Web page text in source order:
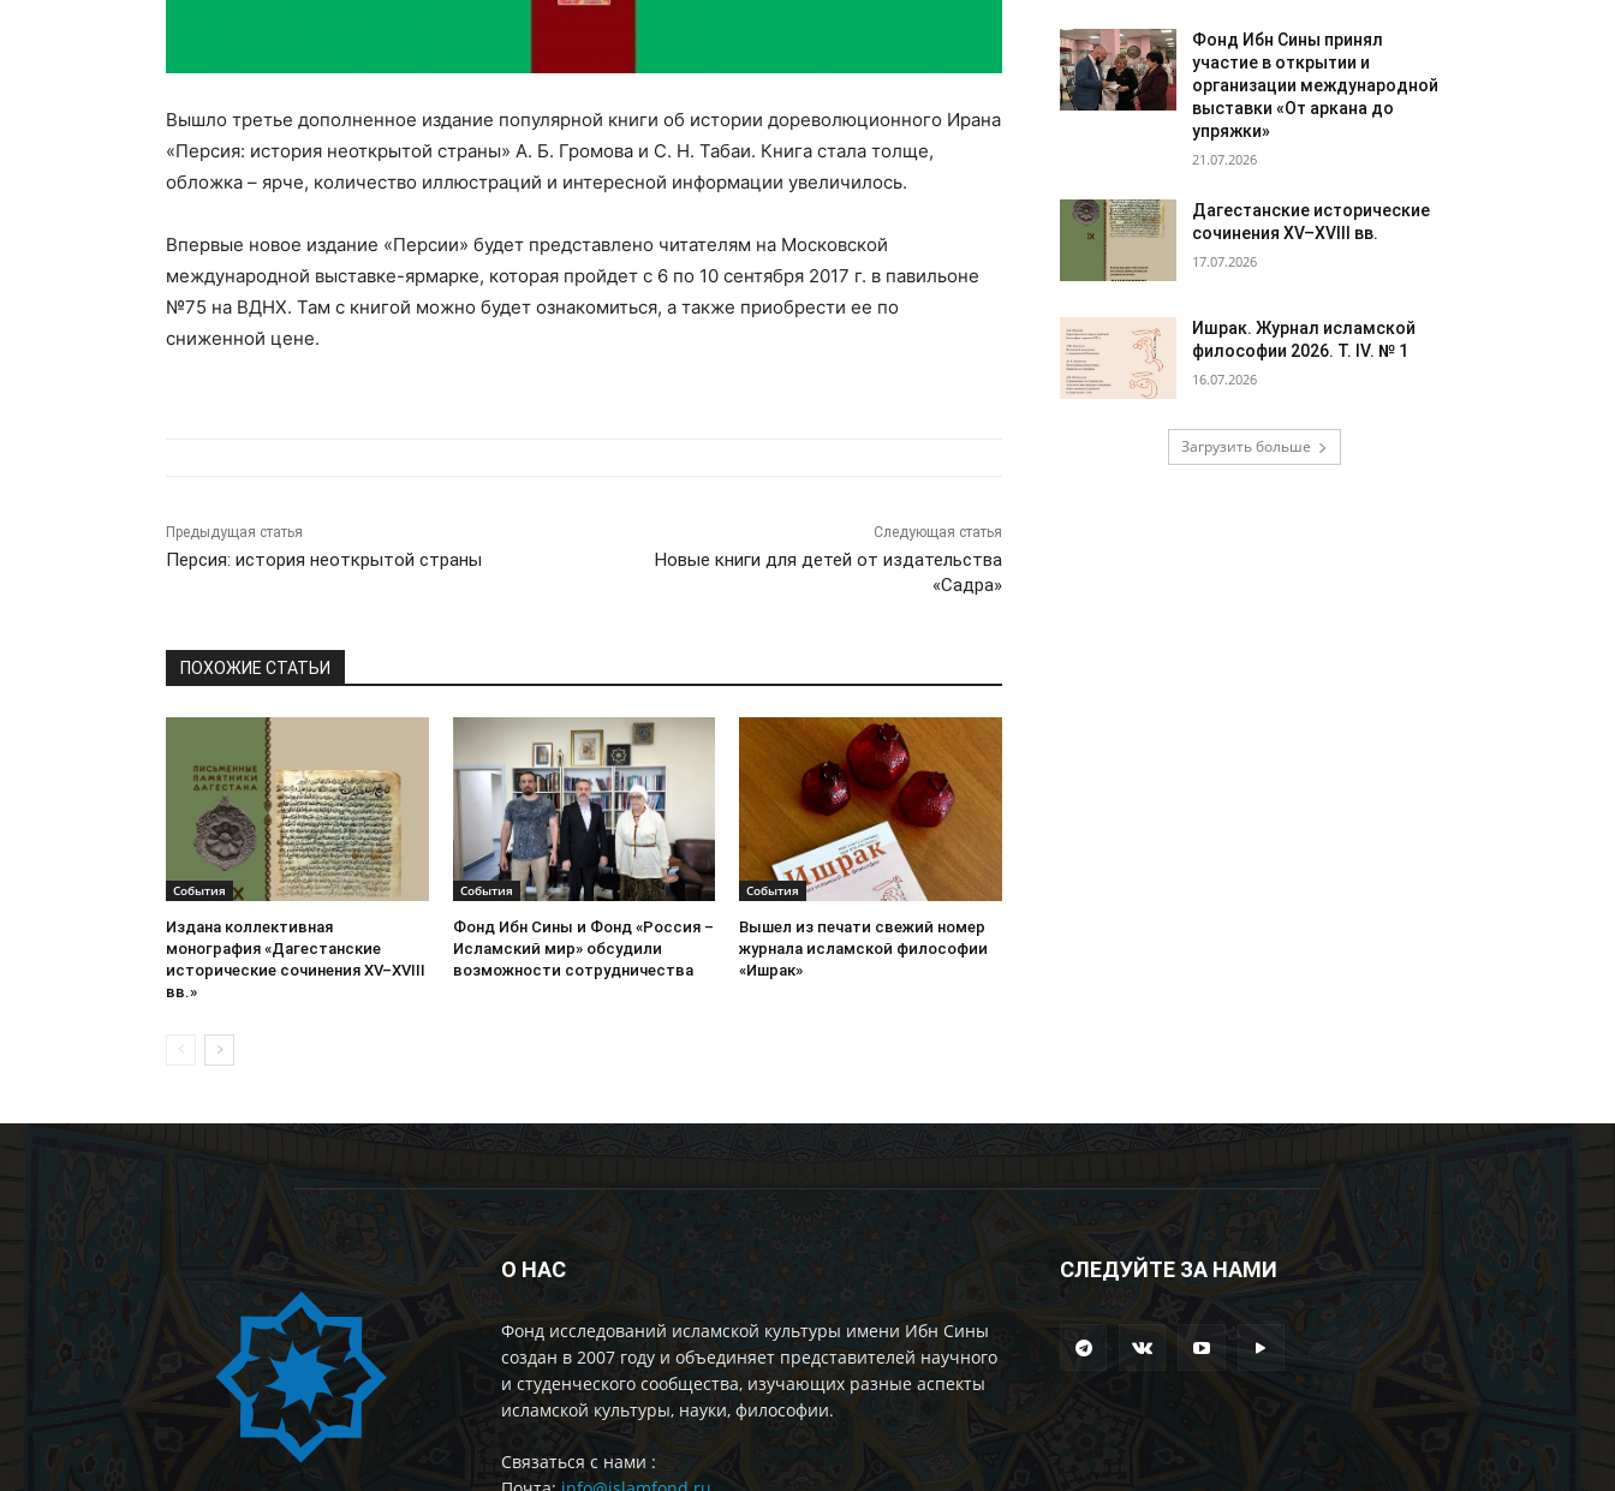
Вышло третье дополненное издание популярной книги об истории дореволюционного Ирана
«Персия: история неоткрытой страны» А. Б. Громова и С. Н. Табаи. Книга стала толще,
обложка – ярче, количество иллюстраций и интересной информации увеличилось.
Впервые новое издание «Персии» будет представлено читателям на Московской
международной выставке-ярмарке, которая пройдет с 6 по 10 сентября 2017 г. в павильоне
№75 на ВДНХ. Там с книгой можно будет ознакомиться, а также приобрести ее по
сниженной цене.
Предыдущая статья
Персия: история неоткрытой страны
Следующая статья
Новые книги для детей от издательства
«Садра»
ПОХОЖИЕ СТАТЬИ
События
Издана коллективная
монография «Дагестанские
исторические сочинения XV–XVIII
вв.»
События
Фонд Ибн Сины и Фонд «Россия –
Исламский мир» обсудили
возможности сотрудничества
События
Вышел из печати свежий номер
журнала исламской философии
«Ишрак»
Фонд Ибн Сины принял
участие в открытии и
организации международной
выставки «От аркана до
упряжки»
21.07.2026
Дагестанские исторические
сочинения XV–XVIII вв.
17.07.2026
Ишрак. Журнал исламской
философии 2026. Т. IV. № 1
16.07.2026
Загрузить больше
О НАС
Фонд исследований исламской культуры имени Ибн Сины
создан в 2007 году и объединяет представителей научного
и студенческого сообщества, изучающих разные аспекты
исламской культуры, науки, философии.
Cвязаться с нами :
СЛЕДУЙТЕ ЗА НАМИ